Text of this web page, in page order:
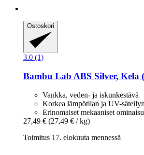
Ostoskori
3.0 (1)
Bambu Lab ABS Silver, Kela
Vankka, veden- ja iskunkestävä
Korkea lämpötilan ja UV-
Erinomaiset mekaaniset
27,49 € (27,49 € / kg)
Toimitus 17. elokuuta mennessä